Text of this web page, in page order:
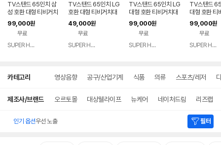
TV스탠드 65인치 삼
성 호환 대형 티비거치
대 OLED65B7K OL
ED65B7L OLED65
E7P 65SM9000
99,000원
무료
SUPER HERO
TV스탠드 65인치 LG
호환 대형 티비거치대
OLED65B8CNA OL
ED65B8 OLED65B
7L OLED65B7K
49,000원
무료
SUPER HERO
TV스탠드 65인치 LG
대형 호환 티비거치대
OLED65B7K OLED
65B7F OLED65B7
A OLED65B6P OLE
D65B6K
99,000원
무료
SUPER HERO
TV스탠드
대형 호환 티
65B7F
A
99,000원
무료
SUPER HERO
카테고리 영상음향 공구/산업기계 식품 의류 스포츠/레저
제조사/브랜드 오르토몰 대상웰라이프 뉴케어 네이처드림 리즈랩
인기 옵션우선 노출 필터